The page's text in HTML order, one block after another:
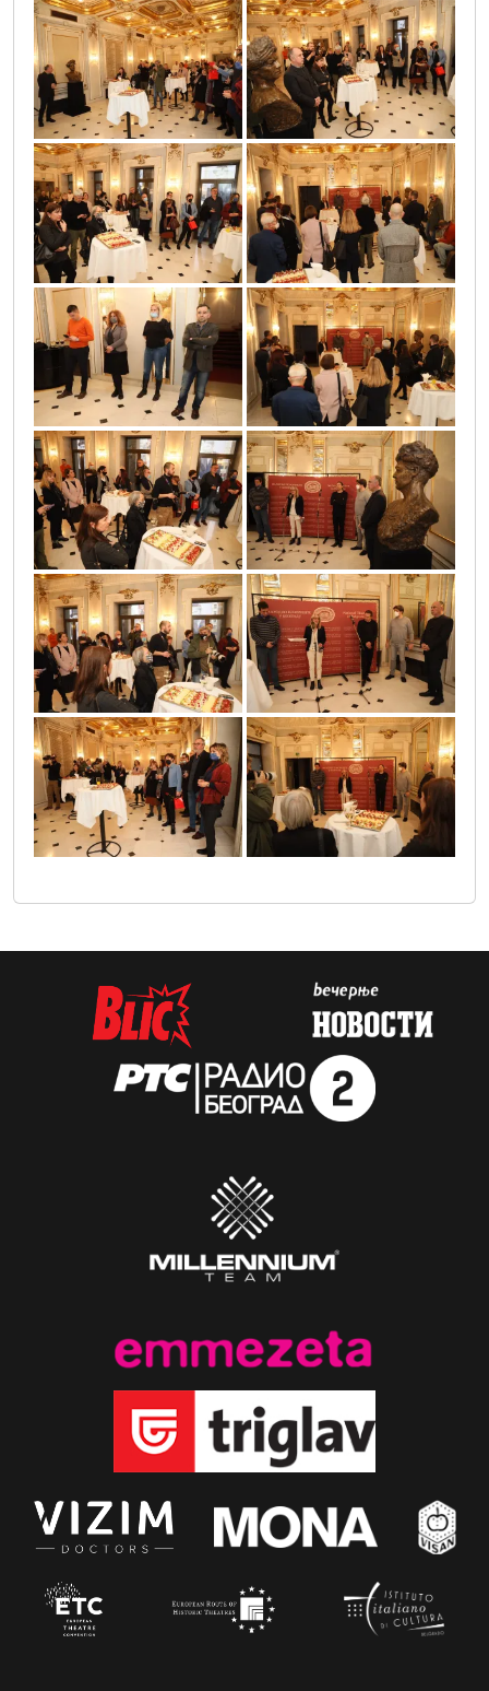
sif_2659 sif_2673
sif_2674 sif_2679
sif_2678 sif_2680
sif_2642 sif_2640
sif_2641 sif_2631
sif_2618 sif_2636